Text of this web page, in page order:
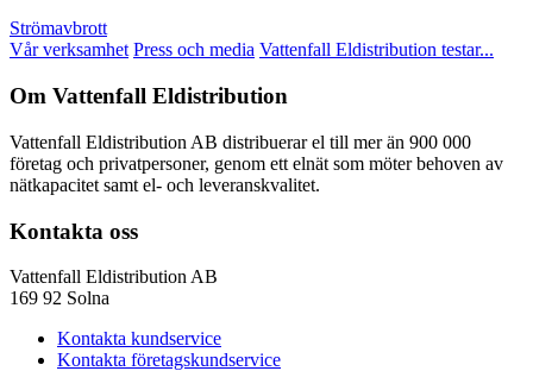
Strömavbrott
Vår verksamhet Press och media Vattenfall Eldistribution testar...
Om Vattenfall Eldistribution
Vattenfall Eldistribution AB distribuerar el till mer än 900 000
företag och privatpersoner, genom ett elnät som möter behoven av
nätkapacitet samt el- och leveranskvalitet.
Kontakta oss
Vattenfall Eldistribution AB
169 92 Solna
Kontakta kundservice
Kontakta företagskundservice